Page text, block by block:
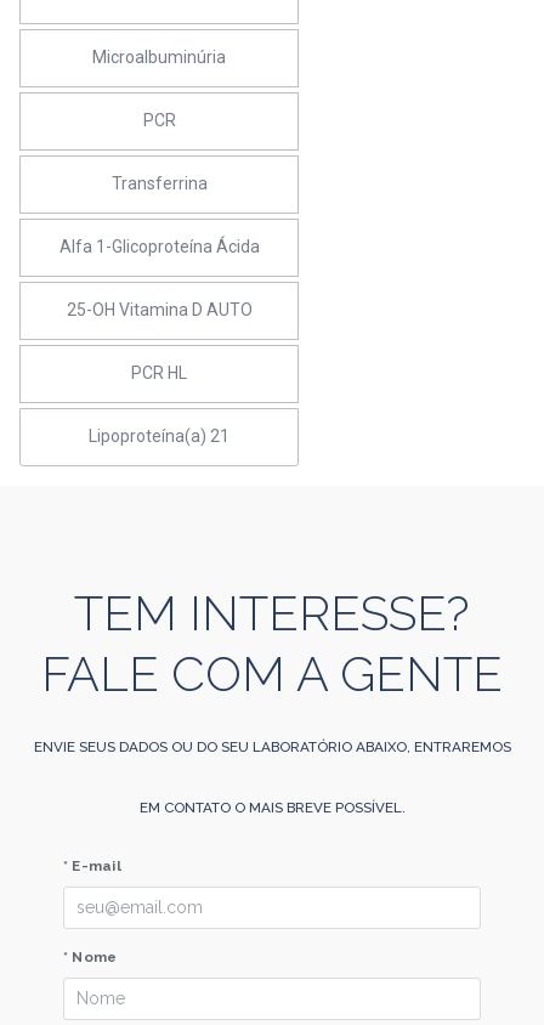
Microalbuminúria
PCR
Transferrina
Alfa 1-Glicoproteína Ácida
25-OH Vitamina D AUTO
PCR HL
Lipoproteína(a) 21
TEM INTERESSE?
FALE COM A GENTE
ENVIE SEUS DADOS OU DO SEU LABORATÓRIO ABAIXO, ENTRAREMOS
EM CONTATO O MAIS BREVE POSSÍVEL.
* E-mail
* Nome